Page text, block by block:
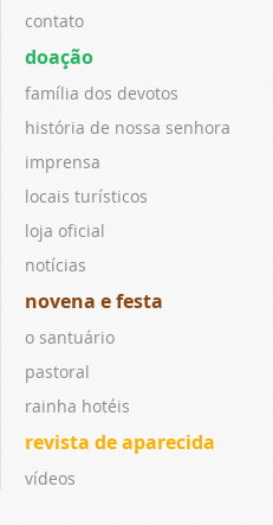
contato
doação
família dos devotos
história de nossa senhora
imprensa
locais turísticos
loja oficial
notícias
novena e festa
o santuário
pastoral
rainha hotéis
revista de aparecida
vídeos